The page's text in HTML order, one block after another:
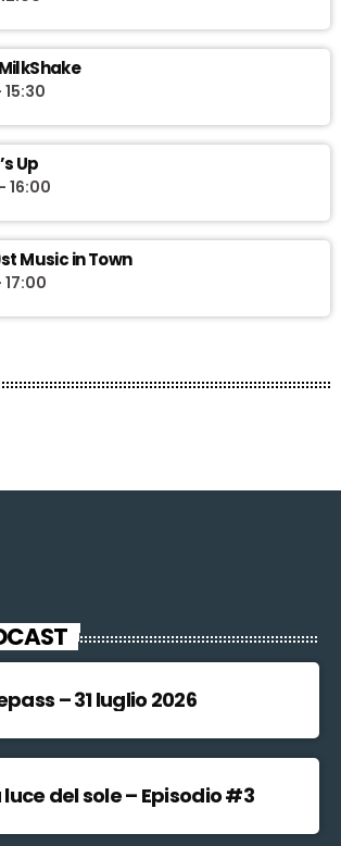
15:30
Up
16:00
Music in Town
17:00
– 31 luglio 2026
luce del sole – Episodio #3